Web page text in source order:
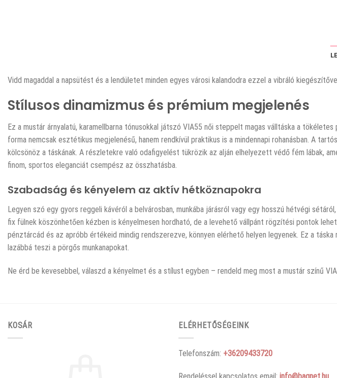
Vidd magaddal a napsütést és a lendületet minden egyes városi kalandodra ezzel a vibráló
Stílusos dinamizmus és prémium megjelenés
Ez a mustár árnyalatú, karamellbarna tónusokkal játszó VIA55 női steppelt magas válltáska a
forma nemcsak esztétikus megjelenésű, hanem rendkívül praktikus is a mindennapi rohanásban. A
kölcsönöz a táskának. A részletekre való odafigyelést tükrözik az alján elhelyezett védő fém lábak,
finom, sportos eleganciát csempész az összhatásba.
Szabadság és kényelem az aktív hétköznapokra
Legyen szó egy gyors reggeli kávéról a belvárosban, munkába járásról vagy egy hosszú hétvégi
fix fülnek köszönhetően kézben is kényelmesen hordható, de a levehető vállpánt rögzítési pontok
pénztárcád és az apróbb értékeid mindig rendszerezve, könnyen elérhető helyen legyenek. Ez a
lazábbá teszi a pörgős munkanapokat.
Ne érd be kevesebbel, válaszd a kényelmet és a stílust egyben – rendeld meg most a mustár színű
KOSÁR ELÉRHETŐSÉGEINK
Telefonszám: +36209433720